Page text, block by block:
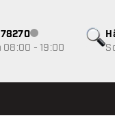
Kundenservice nicht
08:00 - 19:00